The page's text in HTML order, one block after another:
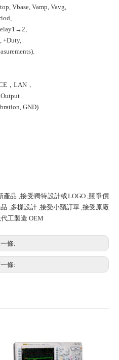
Vbase, Vamp, Vavg,
+Duty,
，LAN，
GND)
品 ,接受獨特設計或LOGO ,競爭價
,多樣設計 ,接受小額訂單 ,接受原廠
工製造 OEM
條:
條: